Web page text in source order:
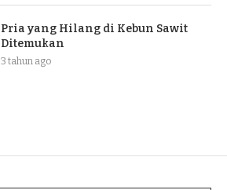
Pria yang Hilang di Kebun Sawit
Ditemukan
3 tahun ago